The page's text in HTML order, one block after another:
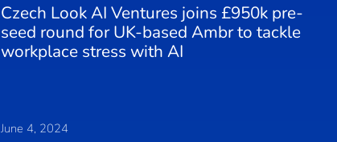
Czech Look AI Ventures joins £950k pre-
seed round for UK-based Ambr to tackle
workplace stress with AI
June 4, 2024